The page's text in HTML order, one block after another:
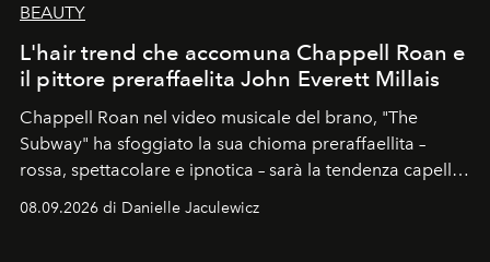
BEAUTY
L'hair trend che accomuna Chappell Roan e
il pittore preraffaelita John Everett Millais
Chappell Roan nel video musicale del brano, "The
Subway" ha sfoggiato la sua chioma preraffaellita –
rossa, spettacolare e ipnotica – sarà la tendenza capelli
08.09.2026 di Danielle Jaculewicz